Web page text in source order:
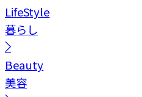
LifeStyle
暮らし
Beauty
美容